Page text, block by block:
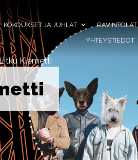
KOKOUKSET JA JUHLAT RAVINTOLAT
YHTEYSTIEDOT
Klemetti